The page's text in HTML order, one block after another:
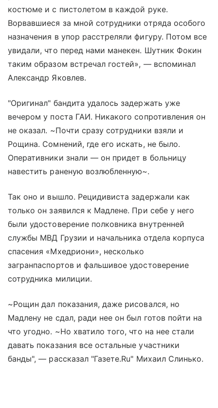
костюме и с пистолетом в каждой руке.
Ворвавшиеся за мной сотрудники отряда особого
назначения в упор расстреляли фигуру. Потом все
увидали, что перед нами манекен. Шутник Фокин
таким образом встречал гостей», — вспоминал
Александр Яковлев.
"Оригинал" бандита удалось задержать уже
вечером у поста ГАИ. Никакого сопротивления он
не оказал. ~Почти сразу сотрудники взяли и
Рощина. Сомнений, где его искать, не было.
Оперативники знали — он придет в больницу
навестить раненую возлюбленную~.
Так оно и вышло. Рецидивиста задержали как
только он заявился к Мадлене. При себе у него
были удостоверение полковника внутренней
службы МВД Грузии и начальника отдела корпуса
спасения «Мхедриони», несколько
загранпаспортов и фальшивое удостоверение
сотрудника милиции.
~Рощин дал показания, даже рисовался, но
Мадлену не сдал, ради нее он был готов пойти на
что угодно. ~Но хватило того, что на нее стали
давать показания все остальные участники
банды", — рассказал "Газете.Ru" Михаил Слинько.